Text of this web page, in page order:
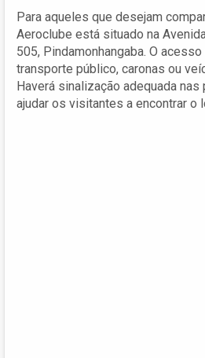
Para aqueles que desejam
Aeroclube está situado na
505, Pindamonhangaba. O
transporte público, caronas ou
Haverá sinalização adequada
ajudar os visitantes a encontrar o